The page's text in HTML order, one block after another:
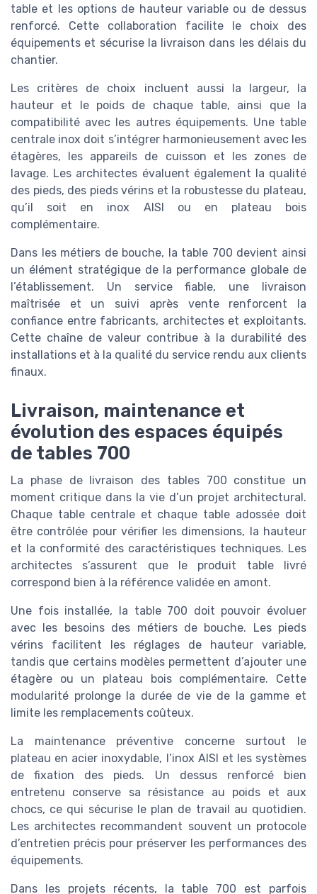
table et les options de hauteur variable ou de dessus
renforcé. Cette collaboration facilite le choix des
équipements et sécurise la livraison dans les délais du
chantier.
Les critères de choix incluent aussi la largeur, la
hauteur et le poids de chaque table, ainsi que la
compatibilité avec les autres équipements. Une table
centrale inox doit s’intégrer harmonieusement avec les
étagères, les appareils de cuisson et les zones de
lavage. Les architectes évaluent également la qualité
des pieds, des pieds vérins et la robustesse du plateau,
qu’il soit en inox AISI ou en plateau bois
complémentaire.
Dans les métiers de bouche, la table 700 devient ainsi
un élément stratégique de la performance globale de
l’établissement. Un service fiable, une livraison
maîtrisée et un suivi après vente renforcent la
confiance entre fabricants, architectes et exploitants.
Cette chaîne de valeur contribue à la durabilité des
installations et à la qualité du service rendu aux clients
finaux.
Livraison, maintenance et
évolution des espaces équipés
de tables 700
La phase de livraison des tables 700 constitue un
moment critique dans la vie d’un projet architectural.
Chaque table centrale et chaque table adossée doit
être contrôlée pour vérifier les dimensions, la hauteur
et la conformité des caractéristiques techniques. Les
architectes s’assurent que le produit table livré
correspond bien à la référence validée en amont.
Une fois installée, la table 700 doit pouvoir évoluer
avec les besoins des métiers de bouche. Les pieds
vérins facilitent les réglages de hauteur variable,
tandis que certains modèles permettent d’ajouter une
étagère ou un plateau bois complémentaire. Cette
modularité prolonge la durée de vie de la gamme et
limite les remplacements coûteux.
La maintenance préventive concerne surtout le
plateau en acier inoxydable, l’inox AISI et les systèmes
de fixation des pieds. Un dessus renforcé bien
entretenu conserve sa résistance au poids et aux
chocs, ce qui sécurise le plan de travail au quotidien.
Les architectes recommandent souvent un protocole
d’entretien précis pour préserver les performances des
équipements.
Dans les projets récents, la table 700 est parfois